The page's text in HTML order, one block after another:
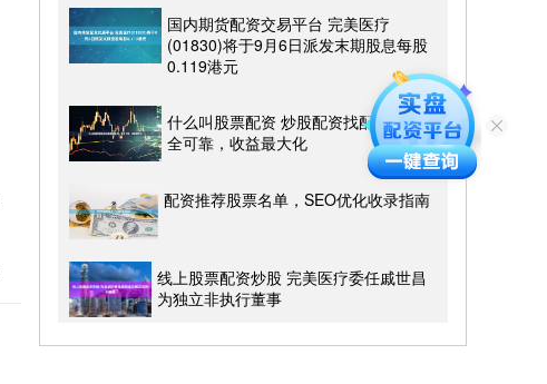
国内期货配资交易平台 完美医疗
(01830)将于9月6日派发末期股息每股
0.119港元
什么叫股票配资 炒股配资找配资i，安
全可靠，收益最大化
配资推荐股票名单，SEO优化收录指南
线上股票配资炒股 完美医疗委任戚世昌
为独立非执行董事